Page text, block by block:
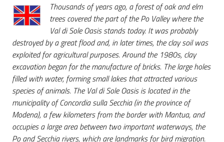
Thousands of years ago, a forest of oak and elm
trees covered the part of the Po Valley where the
Val di Sole Oasis stands today. It was probably
destroyed by a great flood and, in later times, the clay soil was
exploited for agricultural purposes. Around the 1980s, clay
excavation began for the manufacture of bricks. The large holes
filled with water, forming small lakes that attracted various
species of animals. The Val di Sole Oasis is located in the
municipality of Concordia sulla Secchia (in the province of
Modena), a few kilometers from the border with Mantua, and
occupies a large area between two important waterways, the
Po and Secchia rivers, which are landmarks for bird migration.